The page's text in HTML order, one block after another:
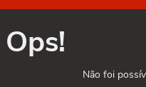
Ops!
Não foi